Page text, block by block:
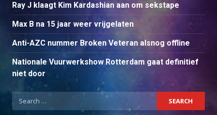
Ray J klaagt Kim Kardashian aan om sekstape
Max B na 15 jaar weer vrijgelaten
Anti-AZC nummer Broken Veteran alsnog offline
Nationale Vuurwerkshow Rotterdam gaat definitief
niet door
Search
for: